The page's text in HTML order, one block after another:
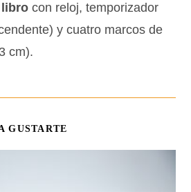
libro con reloj, temporizador
y cuatro marcos de
cm).
GUSTARTE